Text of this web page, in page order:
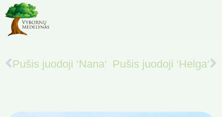
Pušis juodoji ‘Nana‘ Pušis juodoji ‘Helga‘